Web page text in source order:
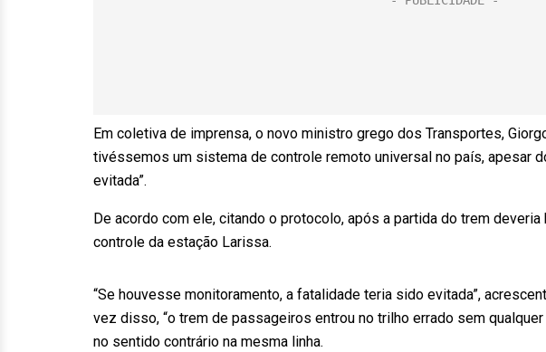
Em coletiva de imprensa, o novo ministro grego dos Transportes,
tivéssemos um sistema de controle remoto universal no país, apesar
evitada”.
De acordo com ele, citando o protocolo, após a partida do trem
controle da estação Larissa.
“Se houvesse monitoramento, a fatalidade teria sido evitada”,
vez disso, “o trem de passageiros entrou no trilho errado sem
no sentido contrário na mesma linha.